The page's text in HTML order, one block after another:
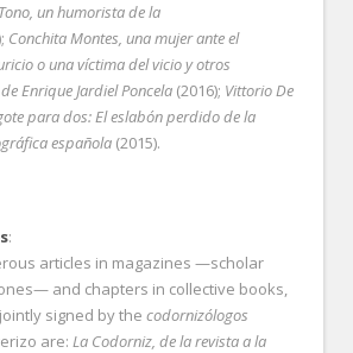
Tono, un humorista de la
Conchita Montes, una mujer ante el
o una víctima del vicio y otros
Enrique Jardiel Poncela (2016); Vittorio De
para dos: El eslabón perdido de la
española (2015).
:
articles in magazines —scholar
and chapters in collective books,
signed by the codornizólogos
are: La Codorniz, de la revista a la